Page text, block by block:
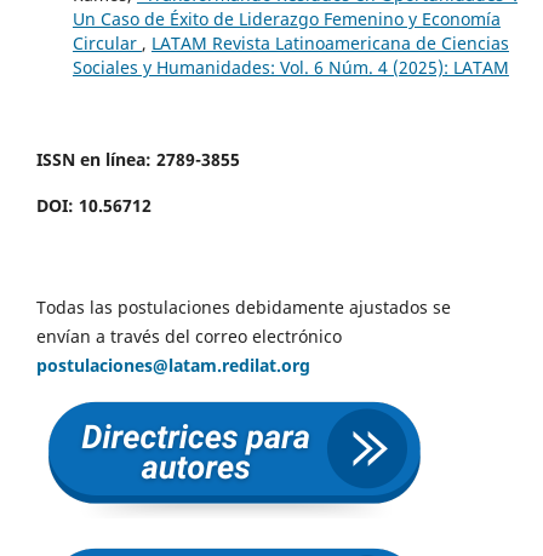
Un Caso de Éxito de Liderazgo Femenino y Economía
Circular , LATAM Revista Latinoamericana de Ciencias
Sociales y Humanidades: Vol. 6 Núm. 4 (2025): LATAM
ISSN en línea: 2789-3855
DOI: 10.56712
Todas las postulaciones debidamente ajustados se
envían a través del correo electrónico
postulaciones@latam.redilat.org